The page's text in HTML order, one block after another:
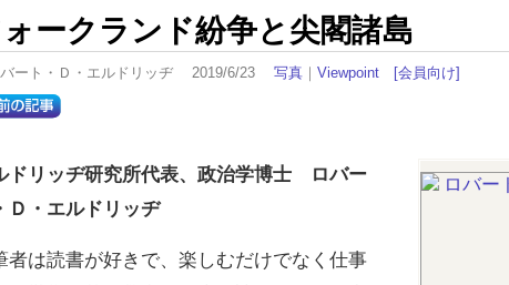
ークランド紛争と尖閣諸島
ート・Ｄ・エルドリッヂ 2019/6/23 写真 ｜ Viewpoint [会員向け]
ドリッヂ研究所代表、政治学博士 ロバー
Ｄ・エルドリッヂ
は読書が好きで、楽しむだけでなく仕事